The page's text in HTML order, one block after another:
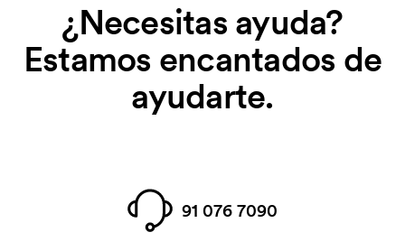
¿Necesitas ayuda?
Estamos encantados de
ayudarte.
91 076 7090